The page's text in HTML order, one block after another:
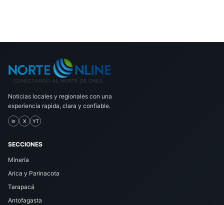
Noticias locales y regionales con una
experiencia rapida, clara y confiable.
in X YT
SECCIONES
Minería
Arica y Parinacota
Tarapacá
Antofagasta